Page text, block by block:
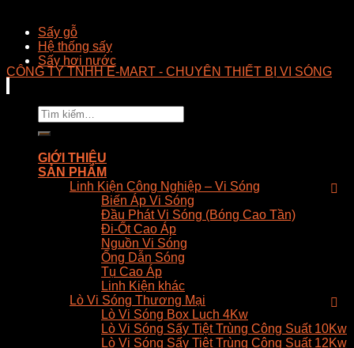
Sấy gỗ
Hệ thống sấy
Sấy hơi nước
CÔNG TY TNHH E-MART - CHUYÊN THIẾT BỊ VI SÓNG
Tìm
kiếm:
GIỚI THIỆU
SẢN PHẨM
Linh Kiện Công Nghiệp – Vi Sóng
Biến Áp Vi Sóng
Đầu Phát Vi Sóng (Bóng Cao Tần)
Đi-Ốt Cao Áp
Nguồn Vi Sóng
Ống Dẫn Sóng
Tụ Cao Áp
Linh Kiện khác
Lò Vi Sóng Thương Mại
Lò Vi Sóng Box Luch 4Kw
Lò Vi Sóng Sấy Tiệt Trùng Công Suất 10Kw
Lò Vi Sóng Sấy Tiệt Trùng Công Suất 12Kw